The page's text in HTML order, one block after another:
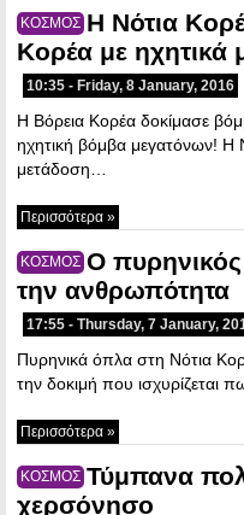
ΚΟΣΜΟΣ Η Νότια
Κορέα με ηχητικά
10:35 - Friday, 8 January, 2016
Η Βόρεια Κορέα δοκίμασε
ηχητική βόμβα μεγατόνων! Η
μετάδοση…
Περισσότερα »
ΚΟΣΜΟΣ Ο πυρηνικός
την ανθρωπότητα
17:55 - Thursday, 7 January,
Πυρηνικά όπλα στη Νότια
την δοκιμή που ισχυρίζεται
Περισσότερα »
ΚΟΣΜΟΣ Τύμπανα
χερσόνησο